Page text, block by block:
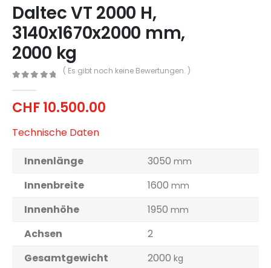
Daltec VT 2000 H,
3140x1670x2000 mm,
2000 kg
( Es gibt noch keine Bewertungen. )
CHF10.500.00
Technische Daten
Innenlänge 3050 mm
Innenbreite 1600 mm
Innenhöhe 1950 mm
Achsen
2
Gesamtgewicht
2000 kg